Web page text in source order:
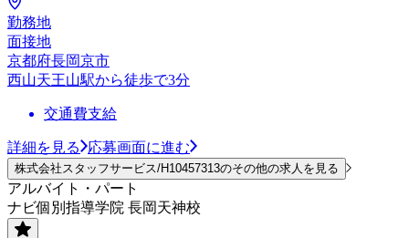
勤務地
面接地
京都府長岡京市
西山天王山駅から徒歩で3分
交通費支給
詳細を見る 応募画面に進む
株式会社スタッフサービス/H10457313のその他の求人を見る
アルバイト・パート
ナビ個別指導学院 長岡天神校